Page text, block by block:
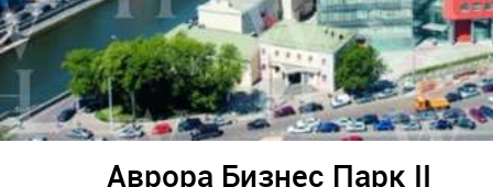
Аврора Бизнес Парк II